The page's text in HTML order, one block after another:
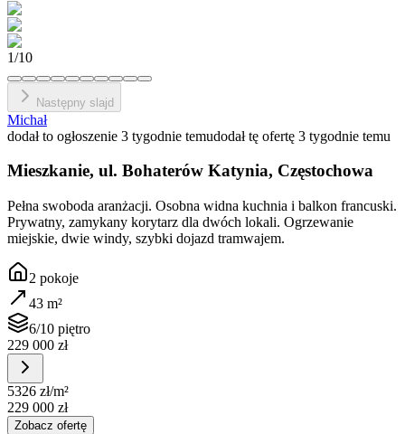
1/10
Następny slajd
Michał
dodał to ogłoszenie 3 tygodnie temudodał tę ofertę 3 tygodnie temu
Mieszkanie, ul. Bohaterów Katynia, Częstochowa
Pełna swoboda aranżacji. Osobna widna kuchnia i balkon francuski.
Prywatny, zamykany korytarz dla dwóch lokali. Ogrzewanie
miejskie, dwie windy, szybki dojazd tramwajem.
2 pokoje
43 m²
6/10 piętro
229 000 zł
5326 zł/m²
229 000 zł
Zobacz ofertę